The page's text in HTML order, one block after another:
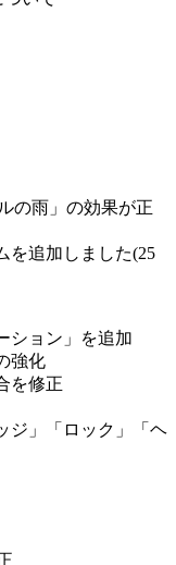
の雨」の効果が正
を追加しました(25
ション」を追加
強化
を修正
ジ」「ロック」「ヘ